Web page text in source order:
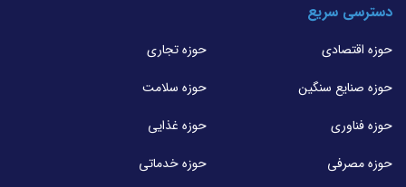
دسترسی سریع
حوزه اقتصادی
حوزه تجاری
حوزه صنایع سنگین
حوزه سلامت
حوزه فناوری
حوزه غذایی
حوزه مصرفی
حوزه خدماتی